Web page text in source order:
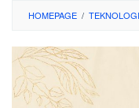
HOMEPAGE / TEKNOLOGI